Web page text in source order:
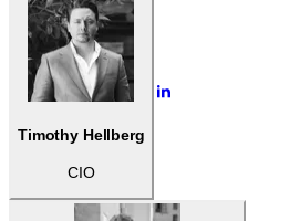
Timothy Hellberg
CIO